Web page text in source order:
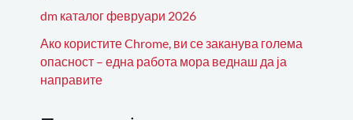
dm каталог февруари 2026
Ако користите Chrome, ви се заканува голема
опасност – една работа мора веднаш да ја
направите